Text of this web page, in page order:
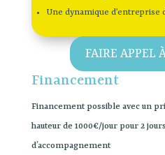
Une dynamique d’entreprise
FAIRE APPEL
Financement
Financement possible avec un
hauteur de 1000€/jour pour 2
d’accompagnement